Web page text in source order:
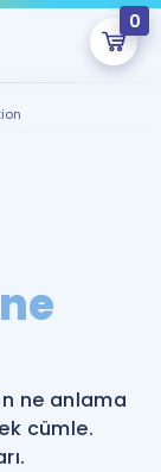
0
eğitim seni
ne
ne anlama
cümle.